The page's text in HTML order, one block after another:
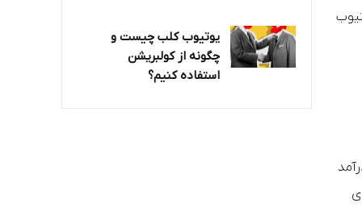
یوتیوب کلب چیست و
چگونه از کولبریشن
استفاده کنیم؟